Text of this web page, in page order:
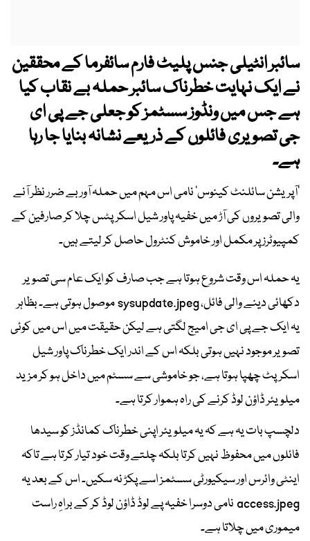
سائبر انٹیلی جنس پلیٹ فارم سائفرماکے محققین
نے ایک نہایت خطرناک سائبر حملہ بے نقاب کیا
ہے جس میں ونڈوز سسٹمز کو جعلی جے پی ای
جی تصویری فائلوں کے ذریعے نشانہ بنایا جا رہا
ہے۔
’آپریشن سائلنٹ کینوس‘ نامی اس مہم میں حملہ آور بے ضرر نظر آنے
والی تصویروں کی آڑ میں خفیہ پاور شیل اسکرپٹس چلا کر صارفین کے
کمپیوٹرز پر مکمل اور خاموش کنٹرول حاصل کر لیتے ہیں۔
یہ حملہ اس وقت شروع ہوتا ہے جب صارف کو ایک عام سی تصویر
دکھائی دینے والی فائل، sysupdate.jpeg موصول ہوتی ہے۔ بظاہر
یہ ایک جے پی ای جی امیج لگتی ہے لیکن حقیقت میں اس میں کوئی
تصویر موجود نہیں ہوتی بلکہ اس کے اندر ایک خطرناک پاور شیل
اسکرپٹ چھپا ہوتا ہے، جو خاموشی سے سسٹم میں داخل ہو کر مزید
میلویئر ڈاؤن لوڈ کرنے کی راہ ہموار کرتا ہے۔
دلچسپ بات یہ ہے کہ یہ میلویئر اپنی خطرناک کمانڈز کو سیدھا
فائلوں میں محفوظ نہیں کرتا بلکہ چلتے وقت خود تیار کرتا ہے تاکہ
اینٹی وائرس اور سیکیورٹی سسٹمز اسے پکڑ نہ سکیں۔ اس کے بعد یہ
access.jpeg نامی دوسرا خفیہ پے لوڈ ڈاؤن لوڈ کر کے براہِ راست
میموری میں چلاتا ہے۔